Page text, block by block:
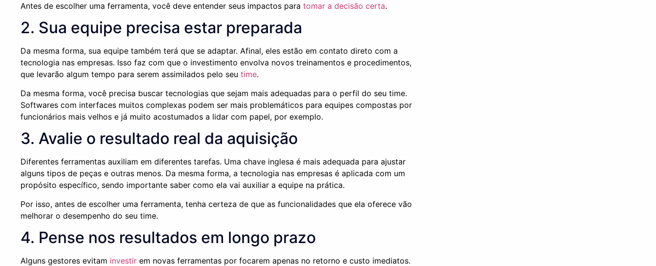
Antes de escolher uma ferramenta, você deve entender seus impactos para tomar a decisão certa.
2. Sua equipe precisa estar preparada
Da mesma forma, sua equipe também terá que se adaptar. Afinal, eles estão em contato direto com a
tecnologia nas empresas. Isso faz com que o investimento envolva novos treinamentos e procedimentos,
que levarão algum tempo para serem assimilados pelo seu time.
Da mesma forma, você precisa buscar tecnologias que sejam mais adequadas para o perfil do seu time.
Softwares com interfaces muitos complexas podem ser mais problemáticos para equipes compostas por
funcionários mais velhos e já muito acostumados a lidar com papel, por exemplo.
3. Avalie o resultado real da aquisição
Diferentes ferramentas auxiliam em diferentes tarefas. Uma chave inglesa é mais adequada para ajustar
alguns tipos de peças e outras menos. Da mesma forma, a tecnologia nas empresas é aplicada com um
propósito específico, sendo importante saber como ela vai auxiliar a equipe na prática.
Por isso, antes de escolher uma ferramenta, tenha certeza de que as funcionalidades que ela oferece vão
melhorar o desempenho do seu time.
4. Pense nos resultados em longo prazo
Alguns gestores evitam investir em novas ferramentas por focarem apenas no retorno e custo imediatos.